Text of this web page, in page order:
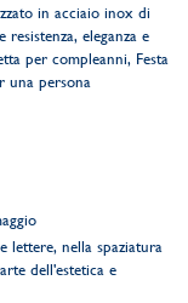
in acciaio inox di
eleganza e
per compleanni, Festa
una persona
lettere, nella spaziatura
dell'estetica e